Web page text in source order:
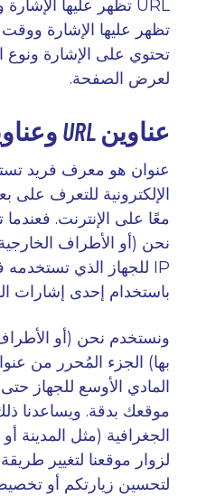
تظهر عليها الإشارة URL
تظهر عليها الإشارة
تحتوي على الإشارة
لعرض الصفحة.
عناوين URL
عنوان هو معرف فريد
الإلكترونية للتعرف على
معًا على الإنترنت.
نحن (أو الأطراف
IP للجهاز الذي تستخدمه
باستخدام إحدى إشارات
ونستخدم نحن (أو
بها) الجزء المُحرر من
المادي الأوسع للجهاز
موقعك بدقة. ويساعدنا
الجغرافية (مثل المدينة
لزوار موقعنا لتغيير
لتحسين زيارتكم أو